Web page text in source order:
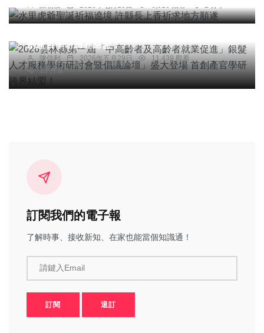
陳朝枝 2026年七月19日 6,016 觀看 2 分享
2026雲林縣第一屆「中高齡者及高齡者就業促進」
創產官學研跨界結盟！
陳信利 2026年五月29日
11,439 觀看
13 分享
訂閱我們的電子報
了解時事、接收新知、在家也能當個知識通！
請鍵入Email
訂閱 退訂